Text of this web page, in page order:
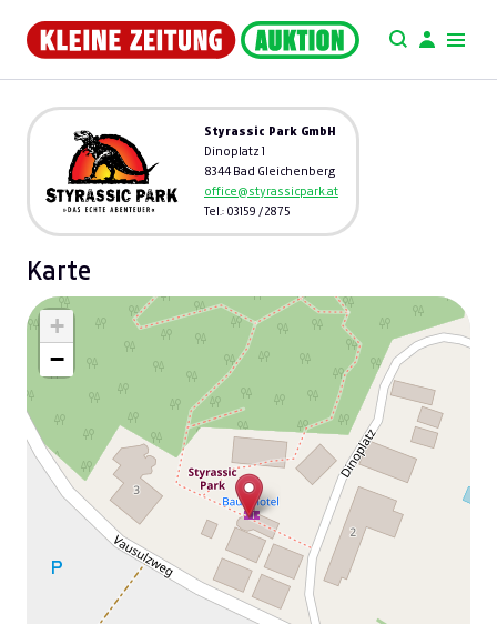
Styrassic Park GmbH
Dinoplatz 1
8344 Bad Gleichenberg
office@styrassicpark.at
Tel.: 03159 / 2875
Karte
+
−